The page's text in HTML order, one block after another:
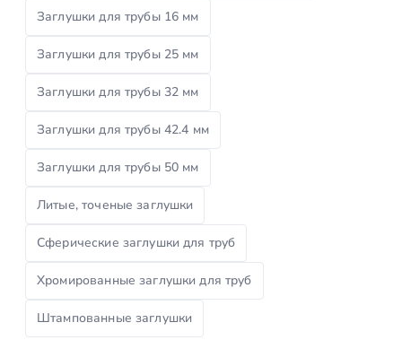
Заглушки для трубы 16 мм
Заглушки для трубы 25 мм
Заглушки для трубы 32 мм
Заглушки для трубы 42.4 мм
Заглушки для трубы 50 мм
Литые, точеные заглушки
Сферические заглушки для труб
Хромированные заглушки для труб
Штампованные заглушки